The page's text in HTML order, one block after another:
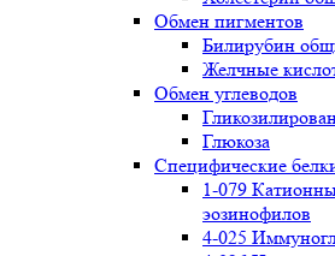
Обмен пигментов
Билирубин
Желчные
Обмен углеводов
Глюкоза
Специфические
1-079
эозинофилов
4-025